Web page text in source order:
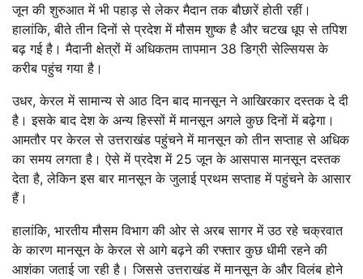
जून की शुरुआत में भी पहाड़ से लेकर मैदान तक बौछारें होती रहीं।
हालांकि, बीते तीन दिनों से प्रदेश में मौसम शुष्क है और चटख धूप से तपिश
बढ़ गई है। मैदानी क्षेत्रों में अधिकतम तापमान 38 डिग्री सेल्सियस के
करीब पहुंच गया है।
उधर, केरल में सामान्य से आठ दिन बाद मानसून ने आखिरकार दस्तक दे दी
है। इसके बाद देश के अन्य हिस्सों में मानसून अगले कुछ दिनों में बढ़ेगा।
आमतौर पर केरल से उत्तराखंड पहुंचने में मानसून को तीन सप्ताह से अधिक
का समय लगता है। ऐसे में प्रदेश में 25 जून के आसपास मानसून दस्तक
देता है, लेकिन इस बार मानसून के जुलाई प्रथम सप्ताह में पहुंचने के आसार
हैं।
हालांकि, भारतीय मौसम विभाग की ओर से अरब सागर में उठ रहे चक्रवात
के कारण मानसून के केरल से आगे बढ़ने की रफ्तार कुछ धीमी रहने की
आशंका जताई जा रही है। जिससे उत्तराखंड में मानसून के और विलंब होने